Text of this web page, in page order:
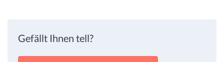
Gefällt Ihnen tell?